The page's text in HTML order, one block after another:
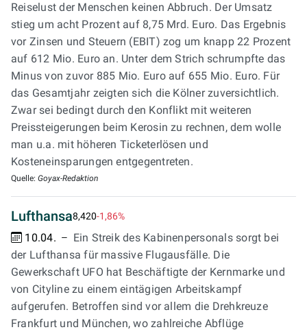
Reiselust der Menschen keinen Abbruch. Der Umsatz
stieg um acht Prozent auf 8,75 Mrd. Euro. Das Ergebnis
vor Zinsen und Steuern (EBIT) zog um knapp 22 Prozent
auf 612 Mio. Euro an. Unter dem Strich schrumpfte das
Minus von zuvor 885 Mio. Euro auf 655 Mio. Euro. Für
das Gesamtjahr zeigten sich die Kölner zuversichtlich.
Zwar sei bedingt durch den Konflikt mit weiteren
Preissteigerungen beim Kerosin zu rechnen, dem wolle
man u.a. mit höheren Ticketerlösen und
Kosteneinsparungen entgegentreten.
Quelle: Goyax-Redaktion
Lufthansa8,420-1,86%
10.04.
Ein Streik des Kabinenpersonals sorgt bei
der Lufthansa für massive Flugausfälle. Die
Gewerkschaft UFO hat Beschäftigte der Kernmarke und
von Cityline zu einem eintägigen Arbeitskampf
aufgerufen. Betroffen sind vor allem die Drehkreuze
Frankfurt und München, wo zahlreiche Abflüge